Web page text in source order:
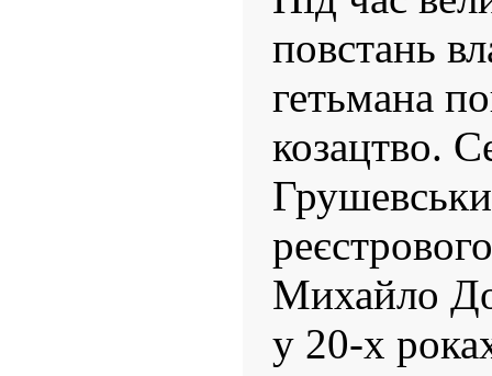
повстань
гетьмана
козацтво.
Михайло
у 20-х